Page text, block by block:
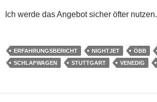
Ich werde das Angebot sicher öfter nutzen.
ERFAHRUNGSBERICHT NIGHTJET ÖBB
SCHLAFWAGEN
STUTTGART VENEDIG